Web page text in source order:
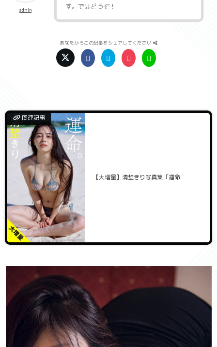
admin
す。ではどうぞ！
あなたからこの記事をシェアしてください
関連記事
【大増量】清埜きり写真集「運命